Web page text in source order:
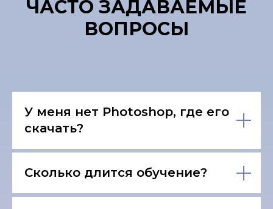
ЧАСТО ЗАДАВАЕМЫЕ
ВОПРОСЫ
У меня нет Photoshop, где его
скачать?
Сколько длится обучение?